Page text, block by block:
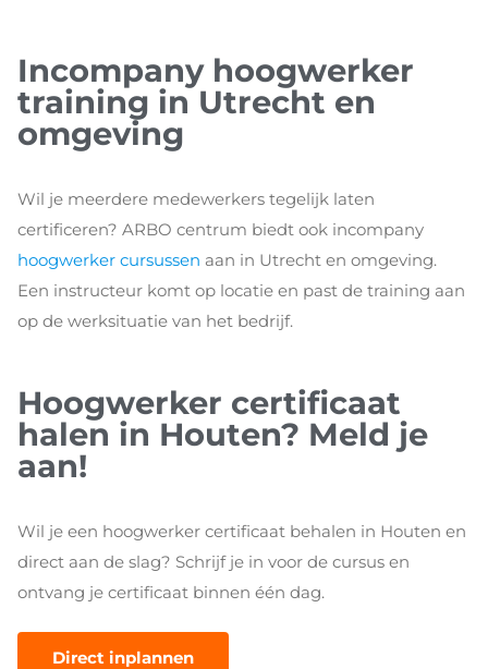
Incompany hoogwerker
training in Utrecht en
omgeving
Wil je meerdere medewerkers tegelijk laten
certificeren? ARBO centrum biedt ook incompany
hoogwerker cursussen aan in Utrecht en omgeving.
Een instructeur komt op locatie en past de training aan
op de werksituatie van het bedrijf.
Hoogwerker certificaat
halen in Houten? Meld je
aan!
Wil je een hoogwerker certificaat behalen in Houten en
direct aan de slag? Schrijf je in voor de cursus en
ontvang je certificaat binnen één dag.
Direct inplannen